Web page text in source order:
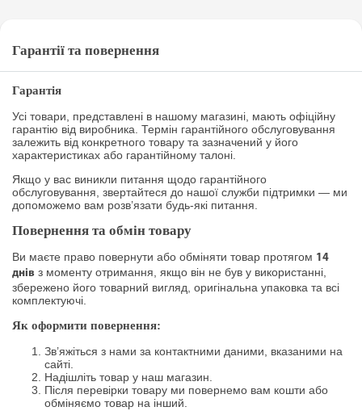
Гарантії та повернення
Гарантія
Усі товари, представлені в нашому магазині, мають офіційну
гарантію від виробника. Термін гарантійного обслуговування
залежить від конкретного товару та зазначений у його
характеристиках або гарантійному талоні.
Якщо у вас виникли питання щодо гарантійного
обслуговування, звертайтеся до нашої служби підтримки — ми
допоможемо вам розв’язати будь-які питання.
Повернення та обмін товару
Ви маєте право повернути або обміняти товар протягом 14
днів з моменту отримання, якщо він не був у використанні,
збережено його товарний вигляд, оригінальна упаковка та всі
комплектуючі.
Як оформити повернення:
Зв’яжіться з нами за контактними даними, вказаними на
сайті.
Надішліть товар у наш магазин.
Після перевірки товару ми повернемо вам кошти або
обміняємо товар на інший.